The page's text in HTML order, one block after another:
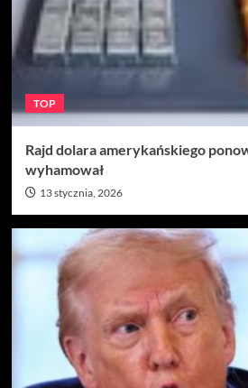
TOP
Rajd dolara amerykańskiego
wyhamował
13 stycznia, 2026